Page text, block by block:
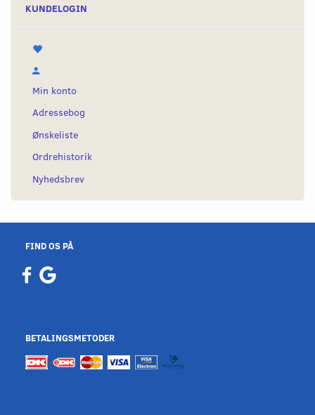
KUNDELOGIN
Min konto
Adressebog
Ønskeliste
Ordrehistorik
Nyhedsbrev
FIND OS PÅ
BETALINGSMETODER